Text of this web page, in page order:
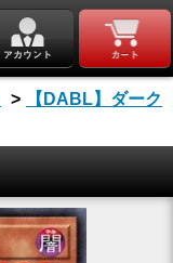
>
【DABL】ダーク